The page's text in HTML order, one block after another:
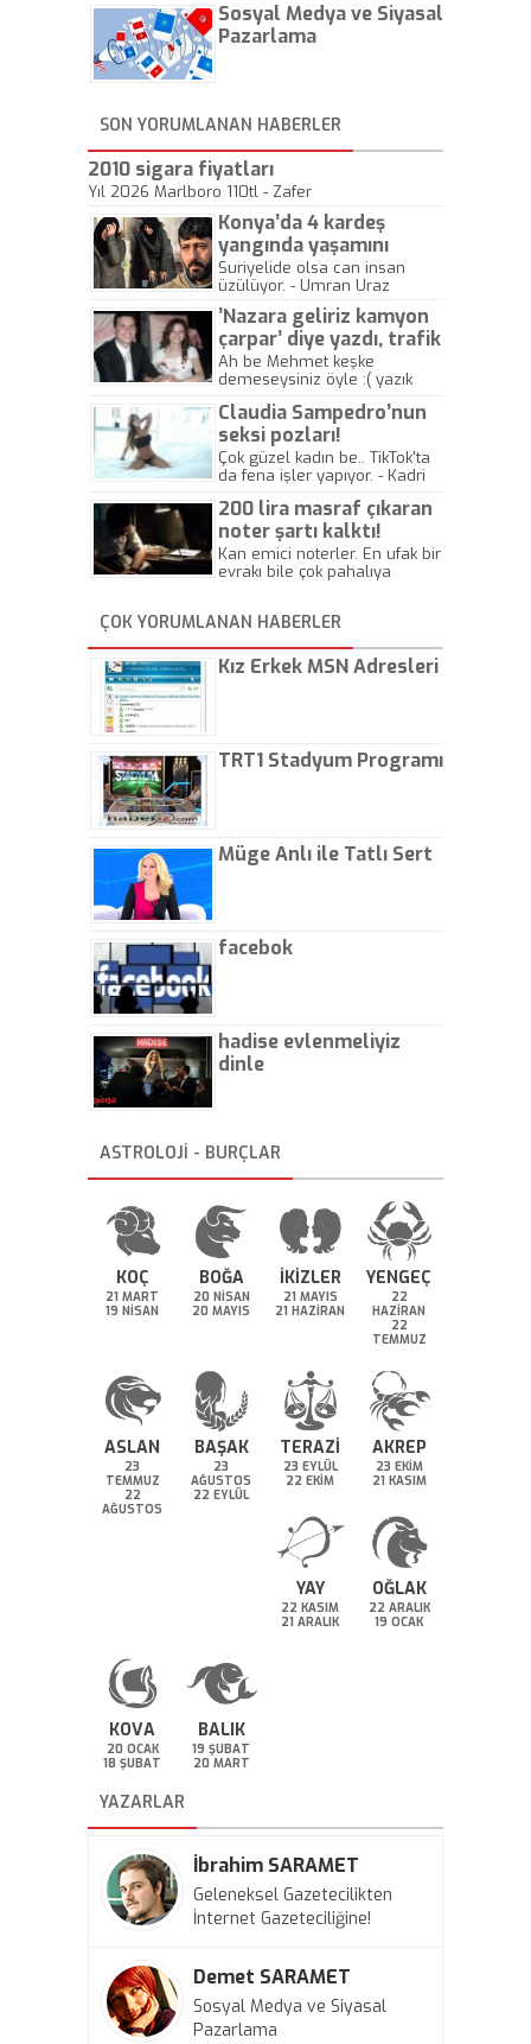
gösterisinin bu yarışmada
önemli olmadığını anlamıştır.
Sosyal Medya ve Siyasal
Pazarlama
SON YORUMLANAN HABERLER
2010 sigara fiyatları
Yıl 2026 Marlboro 110tl - Zafer
Konya’da 4 kardeş
yangında yaşamını
yitirdi
Suriyelide olsa can insan
üzülüyor. - Umran Uraz
’Nazara geliriz kamyon
çarpar’ diye yazdı, trafik
kazasında öldü!
Ah be Mehmet keşke
demeseysiniz öyle :( yazık
Claudia Sampedro’nun
seksi pozları!
Çok güzel kadın be.. TikTok'ta
da fena işler yapıyor. - Kadri
200 lira masraf çıkaran
noter şartı kalktı!
Kan emici noterler. En ufak bir
evrakı bile çok pahalıya
kaptırıyorsunuz. - Kayhan
Gezenti
ÇOK YORUMLANAN HABERLER
Kız Erkek MSN Adresleri
TRT1 Stadyum Programı
Müge Anlı ile Tatlı Sert
facebok
hadise evlenmeliyiz
dinle
ASTROLOJİ - BURÇLAR
KOÇ
21 MART
19 NİSAN
BOĞA
20 NİSAN
20 MAYIS
İKİZLER
21 MAYIS
21 HAZİRAN
YENGEÇ
22
HAZİRAN
22
TEMMUZ
ASLAN
23
TEMMUZ
22
AĞUSTOS
BAŞAK
23
AĞUSTOS
22 EYLÜL
TERAZİ
23 EYLÜL
22 EKİM
AKREP
23 EKİM
21 KASIM
YAY
22 KASIM
21 ARALIK
OĞLAK
22 ARALIK
19 OCAK
KOVA
20 OCAK
18 ŞUBAT
BALIK
19 ŞUBAT
20 MART
YAZARLAR
İbrahim SARAMET
Geleneksel Gazetecilikten
İnternet Gazeteciliğine!
Demet SARAMET
Sosyal Medya ve Siyasal
Pazarlama